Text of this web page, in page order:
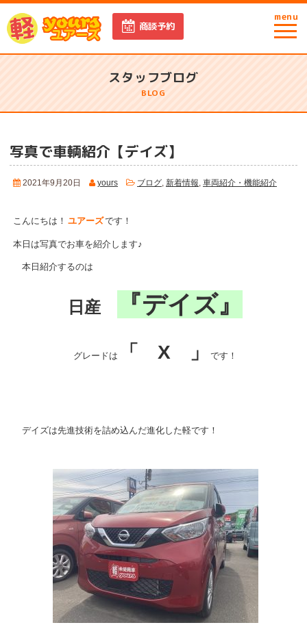
商談予約
menu
スタッフブログ
BLOG
写真で車輌紹介【デイズ】
2021年9月20日 yours ブログ 新着情報 車両紹介・機能紹介
こんにちは！ ユアーズです！
本日は写真でお車を紹介します♪
本日紹介するのは
日産 『デイズ』
グレードは 「 X 」 です！
デイズは先進技術を詰め込んだ進化した軽です！